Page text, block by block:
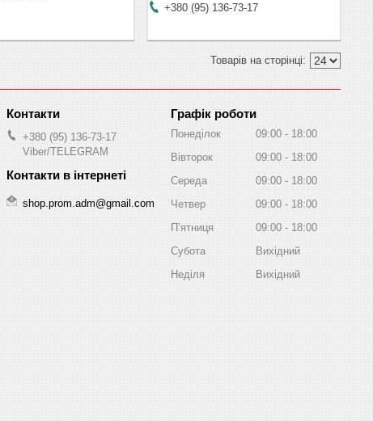
+380 (95) 136-73-17
+380 (95) 136-73-17
Viber/TELEGRAM
shop.prom.adm@gmail.com
Графік роботи
Понеділок 09:00
18:00
Вівторок
09:00
18:00
Середа
09:00
18:00
Четвер
09:00
18:00
Пʼятниця
09:00
18:00
Субота
Вихідний
Неділя
Вихідний